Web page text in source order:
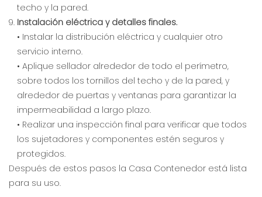
techo y la pared.
Instalación eléctrica y detalles finales.
• Instalar la distribución eléctrica y cualquier otro
servicio interno.
• Aplique sellador alrededor de todo el perímetro,
sobre todos los tornillos del techo y de la pared, y
alrededor de puertas y ventanas para garantizar la
impermeabilidad a largo plazo.
• Realizar una inspección final para verificar que todos
los sujetadores y componentes estén seguros y
protegidos.
Después de estos pasos la Casa Contenedor está lista
para su uso.